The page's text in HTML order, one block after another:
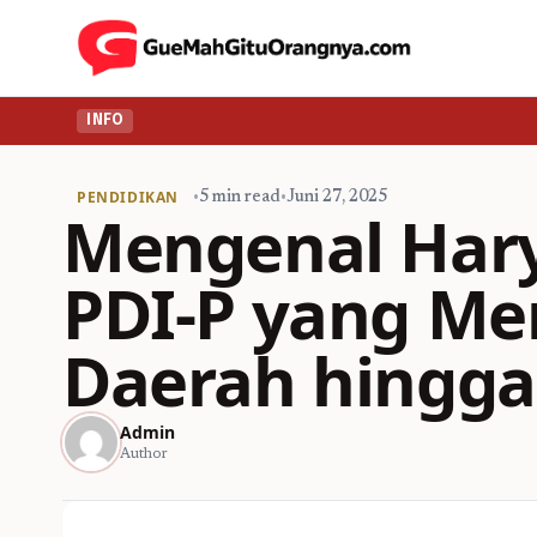
INFO
PENDIDIKAN •5 min read•Juni 27, 2025
Mengenal
PDI-P yang
Daerah
Admin
Author